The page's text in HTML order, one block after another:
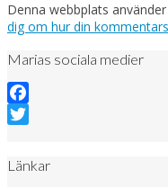
Denna webbplats
dig om hur din
Marias sociala medier
Facebook
Länkar